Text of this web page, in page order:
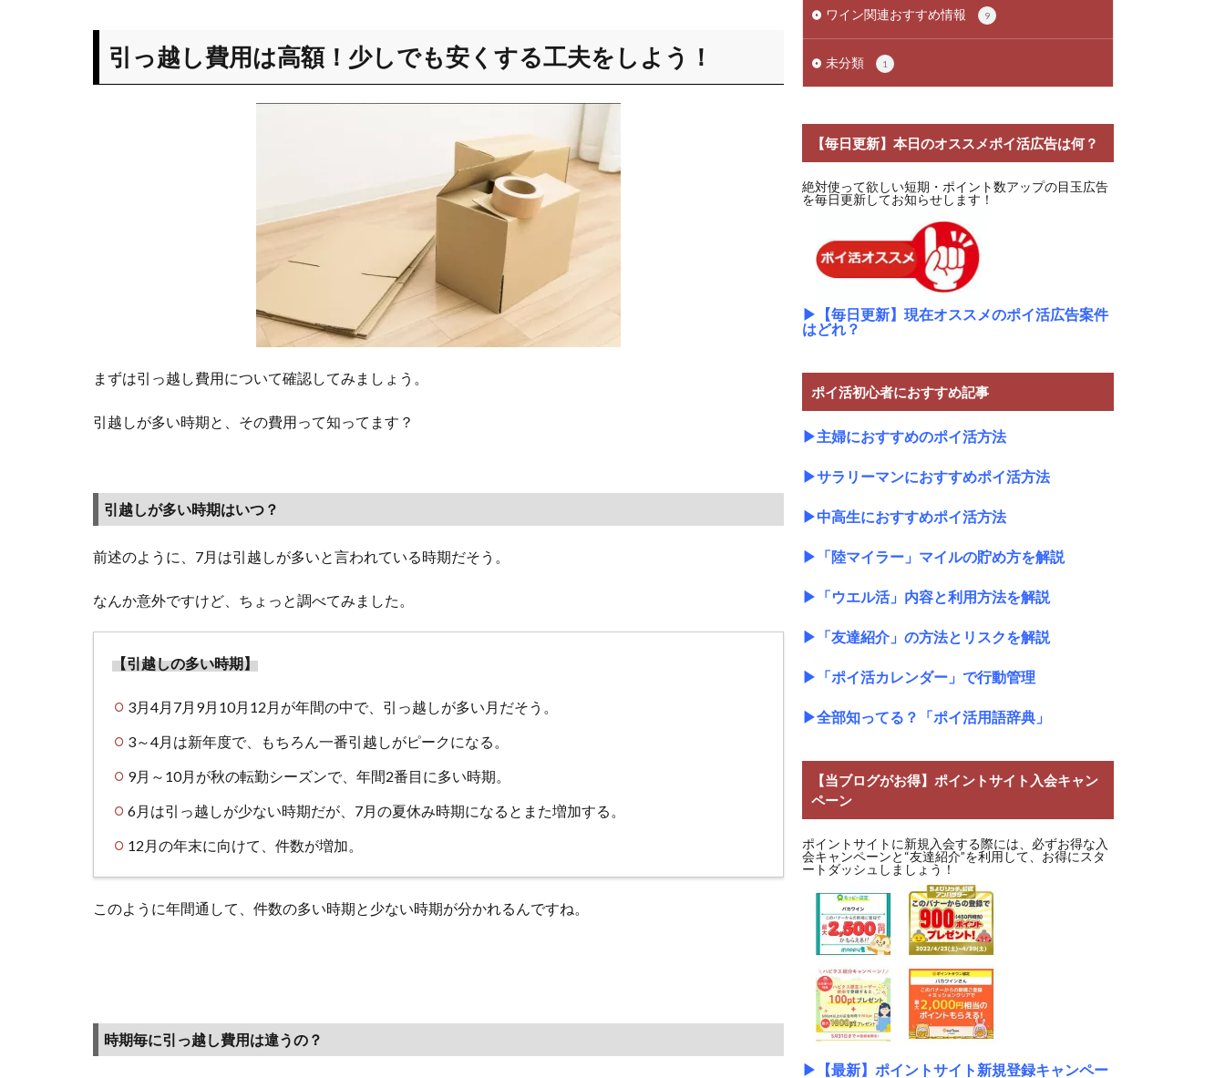
費用
多い
はい
時期
毎に
越し
は違
う
の？
だか
らこ
っ越
用を
少し
く！
ン経
由
引っ越し費用は高額！少しでも安くする工夫をしよう！
まずは引っ越し費用について確認してみましょう。
引越しが多い時期と、その費用って知ってます？
引越しが多い時期はいつ？
前述のように、7月は引越しが多いと言われている時期だそう。
なんか意外ですけど、ちょっと調べてみました。
【引越しの多い時期】
3月4月7月9月10月12月が年間の中で、引っ越しが多い月だそう。
3～4月は新年度で、もちろん一番引越しがピークになる。
9月～10月が秋の転勤シーズンで、年間2番目に多い時期。
6月は引っ越しが少ない時期だが、7月の夏休み時期になるとまた増加する。
12月の年末に向けて、件数が増加。
このように年間通して、件数の多い時期と少ない時期が分かれるんですね。
時期毎に引っ越し費用は違うの？
ワイン関連おすすめ情報 9
未分類 1
【毎日更新】本日のオススメポイ活広告は何？
絶対使って欲しい短期・ポイント数アップの目玉広告
を毎日更新してお知らせします！
▶
【毎日更新】現在オススメのポイ活広告案件
はどれ？
ポイ活初心者におすすめ記事
▶主婦におすすめのポイ活方法
▶サラリーマンにおすすめポイ活方法
▶中高生におすすめポイ活方法
▶ 「陸マイラー」マイルの貯め方を解説
▶ 「ウエル活」内容と利用方法を解説
▶ 「友達紹介」の方法とリスクを解説
▶ 「ポイ活カレンダー」で行動管理
▶全部知ってる？「ポイ活用語辞典」
【当ブログがお得】ポイントサイト入会キャン
ペーン
ポイントサイトに新規入会する際には、必ずお得な入
会キャンペーンと“友達紹介”を利用して、お得にスタ
ートダッシュしましょう！
▶
【最新】ポイントサイト新規登録キャンペー